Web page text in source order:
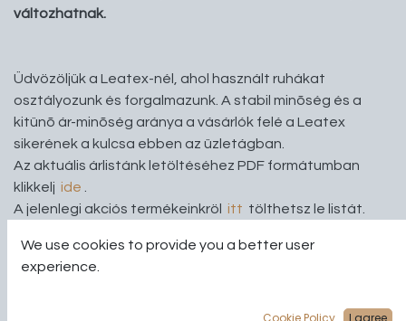
változhatnak.
Üdvözöljük a Leatex-nél, ahol használt ruhákat
osztályozunk és forgalmazunk. A stabil minõség és a
kitünõ ár-minõség aránya a vásárlók felé a Leatex
sikerének a kulcsa ebben az üzletágban.
Az aktuális árlistánk letöltéséhez PDF formátumban
klikkelj ide
A jelenlegi akciós termékeinkröl itt tölthetsz le listát.
We use cookies to provide you a better user
experience.
Cookie Policy I agree